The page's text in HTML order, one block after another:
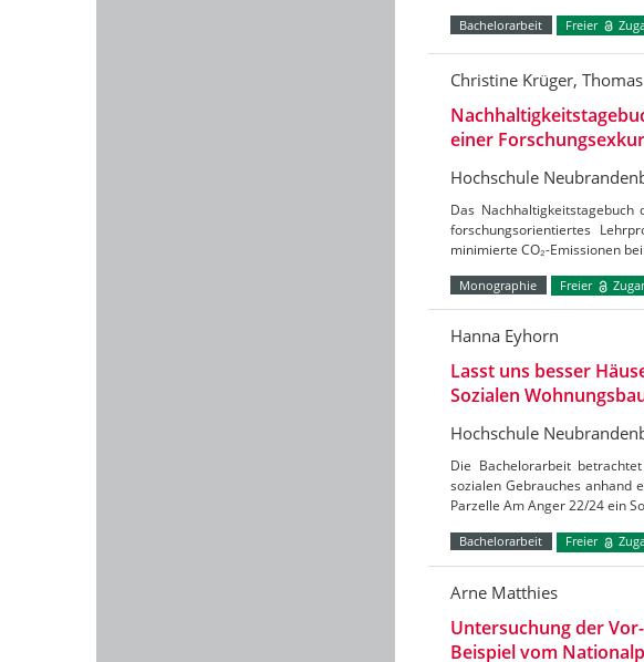
Bachelorarbeit Freier
Christine Krüger,
einer
Hochschule
Das
forschungsorientiertes
minimierte CO₂-Emissionen
Monographie Freier
Hanna Eyhorn
Lasst uns besser
Sozialen
Hochschule
Die Bachelorarbeit
sozialen Gebrauches anhand
Parzelle Am Anger 22/24 ein
Bachelorarbeit Freier
Arne Matthies
Untersuchung der
Beispiel vom